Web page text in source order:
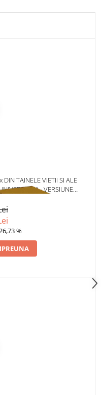
DIN TAINELE VIETII SI ALE
- VERSIUNE
I-III. CUTIE DE
COLECTIE -SCARLAT
%